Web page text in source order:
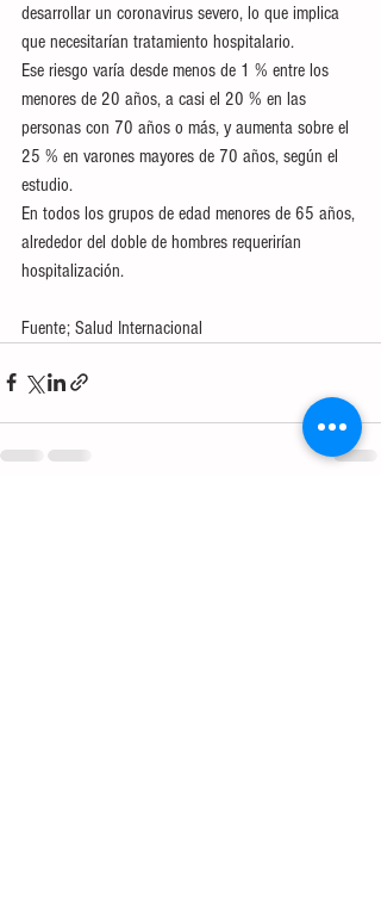
desarrollar un coronavirus severo, lo que implica
que necesitarían tratamiento hospitalario.
Ese riesgo varía desde menos de 1 % entre los
menores de 20 años, a casi el 20 % en las
personas con 70 años o más, y aumenta sobre el
25 % en varones mayores de 70 años, según el
estudio.
En todos los grupos de edad menores de 65 años,
alrededor del doble de hombres requerirían
hospitalización.
Fuente; Salud Internacional